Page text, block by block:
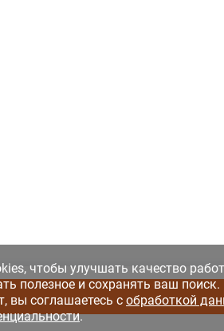
чтобы улучшать качество
полезное и сохранять ваш поиск.
вы соглашаетесь с обработкой
.